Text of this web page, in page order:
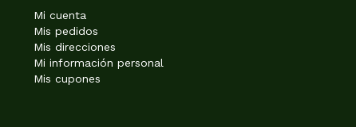
Mi cuenta
Mis pedidos
Mis direcciones
Mi información personal
Mis cupones